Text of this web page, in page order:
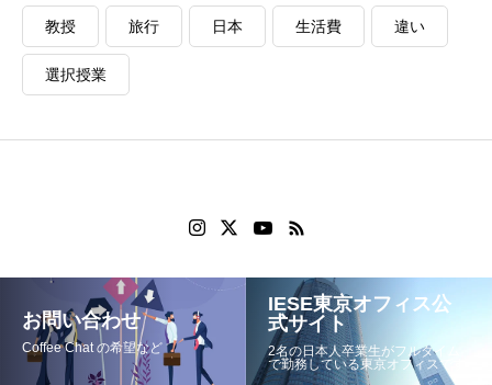
教授 旅行 日本 生活費 違い
選択授業
お問い合わせ
Coffee Chat の希望など
IESE東京オフィス公
式サイト
2名の日本人卒業生がフルタイム
で勤務している東京オフィスです